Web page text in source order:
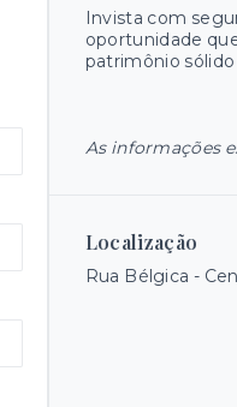
Invista com
oportunidade
patrimônio
As informações
Localização
Rua Bélgica -